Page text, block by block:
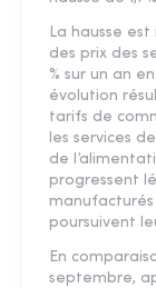
La hausse
des prix des
% sur un an
évolution
tarifs de
les services
de
progressent
manufacturés
poursuivent
En
septembre,